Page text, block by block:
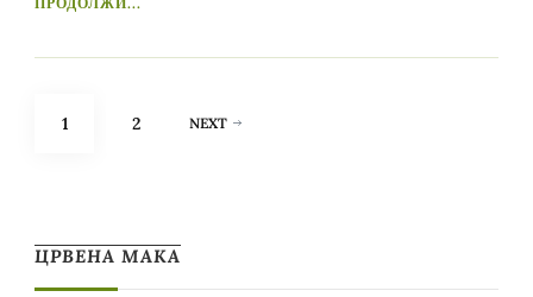
Posts
PAGE
1 PAGE
2 NEXT
ЦРВЕНА МАКА